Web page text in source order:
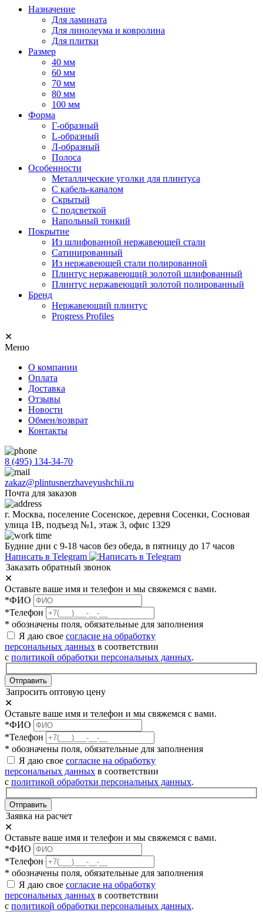
Назначение
Для ламината
Для линолеума и ковролина
Для плитки
Размер
40 мм
60 мм
70 мм
80 мм
100 мм
Форма
Г-образный
L-образный
Л-образный
Полоса
Особенности
Металлические уголки для плинтуса
С кабель-каналом
Скрытый
С подсветкой
Напольный тонкий
Покрытие
Из шлифованной нержавеющей стали
Сатинированный
Из нержавеющей стали полированной
Плинтус нержавеющий золотой шлифованный
Плинтус нержавеющий золотой полированный
Бренд
Нержавеющий плинтус
Progress Profiles
✕
Меню
О компании
Оплата
Доставка
Отзывы
Новости
Обмен/возврат
Контакты
8 (495) 134-34-70
zakaz@plintusnerzhaveyushchii.ru
Почта для заказов
г. Москва, поселение Сосенское, деревня Сосенки, Сосновая
улица 1В, подъезд №1, этаж 3, офис 1329
Будние дни с 9-18 часов без обеда, в пятницу до 17 часов
Написать в Telegram
Заказать обратный звонок
✕
Оставьте ваше имя и телефон и мы свяжемся с вами.
*ФИО
*Телефон
* обозначены поля, обязательные для заполнения
Я даю свое согласие на обработку
персональных данных в соответствии
с политикой обработки персональных данных.
Отправить
Запросить оптовую цену
✕
Оставьте ваше имя и телефон и мы свяжемся с вами.
*ФИО
*Телефон
* обозначены поля, обязательные для заполнения
Я даю свое согласие на обработку
персональных данных в соответствии
с политикой обработки персональных данных.
Отправить
Заявка на расчет
✕
Оставьте ваше имя и телефон и мы свяжемся с вами.
*ФИО
*Телефон
* обозначены поля, обязательные для заполнения
Я даю свое согласие на обработку
персональных данных в соответствии
с политикой обработки персональных данных.